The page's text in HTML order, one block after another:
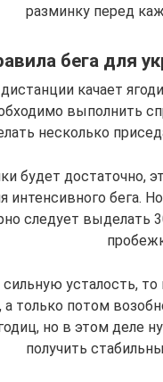
разминку перед
бега для
качает
выполнить
несколько
будет достаточно,
интенсивного бега.
следует выделать
усталость,
а только потом
но в этом деле
получить